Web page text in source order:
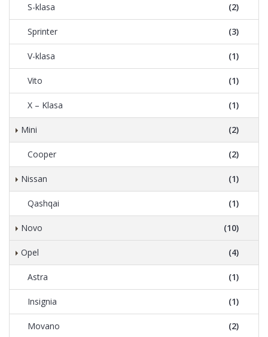
S-klasa (2)
Sprinter (3)
V-klasa (1)
Vito (1)
X – Klasa (1)
Mini (2)
Cooper (2)
Nissan (1)
Qashqai (1)
Novo (10)
Opel (4)
Astra (1)
Insignia (1)
Movano (2)